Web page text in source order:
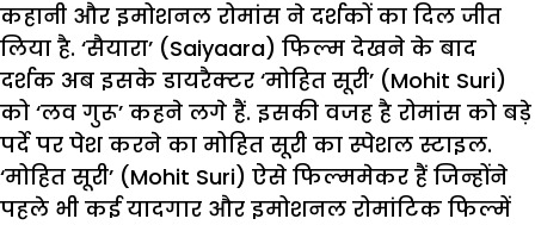
कहानी और इमोशनल रोमांस ने दर्शकों का दिल जीत
लिया है. ‘सैयारा’ (Saiyaara) फिल्म देखने के बाद
दर्शक अब इसके डायरैक्टर ‘मोहित सूरी’ (Mohit Suri)
को ‘लव गुरू’ कहने लगे हैं. इसकी वजह है रोमांस को बड़े
पर्दे पर पेश करने का मोहित सूरी का स्पेशल स्टाइल.
‘मोहित सूरी’ (Mohit Suri) ऐसे फिल्ममेकर हैं जिन्होंने
पहले भी कई यादगार और इमोशनल रोमांटिक फिल्में